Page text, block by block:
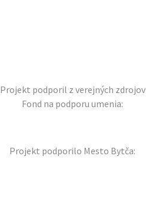
Projekt podporil z verejných zdrojov
Fond na podporu umenia:
Projekt podporilo Mesto Bytča: